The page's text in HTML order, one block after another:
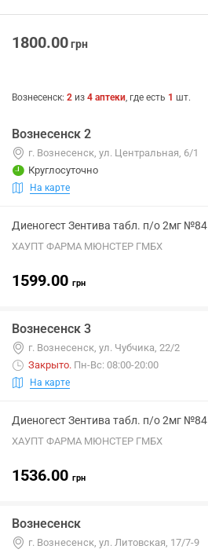
1800.00грн
Вознесенск: 2 из 4 аптеки, где есть 1 шт.
Вознесенск 2
г. Вознесенск, ул. Центральная, 6/1
Круглосуточно
На карте
Диеногест Зентива табл. п/о 2мг №84
ХАУПТ ФАРМА МЮНСТЕР ГМБХ
1599.00 грн
Вознесенск 3
г. Вознесенск, ул. Чубчика, 22/2
Закрыто. Пн-Вс: 08:00-20:00
На карте
Диеногест Зентива табл. п/о 2мг №84
ХАУПТ ФАРМА МЮНСТЕР ГМБХ
1536.00 грн
Вознесенск
г. Вознесенск, ул. Литовская, 17/7-9